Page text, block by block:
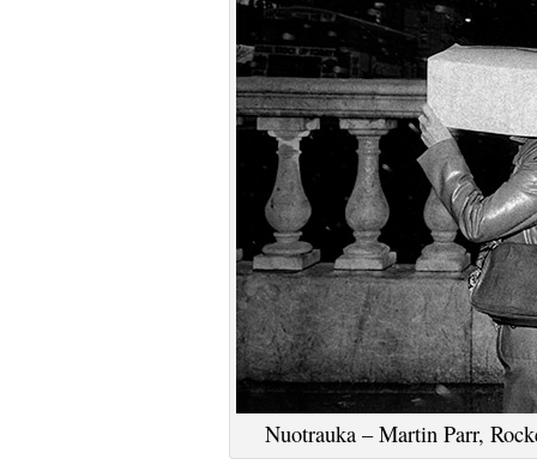
Nuotrauka – Martin Parr,